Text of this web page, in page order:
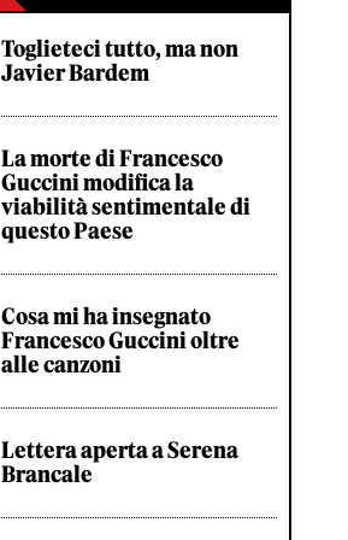
Toglieteci tutto, ma non
Javier Bardem
La morte di Francesco
Guccini modifica la
viabilità sentimentale di
questo Paese
Cosa mi ha insegnato
Francesco Guccini oltre
alle canzoni
Lettera aperta a Serena
Brancale